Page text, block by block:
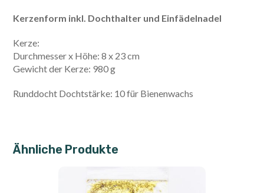
Kerzenform inkl. Dochthalter und Einfädelnadel
Kerze:
Durchmesser x Höhe: 8 x 23 cm
Gewicht der Kerze: 980 g
Runddocht Dochtstärke: 10 für Bienenwachs
Ähnliche Produkte